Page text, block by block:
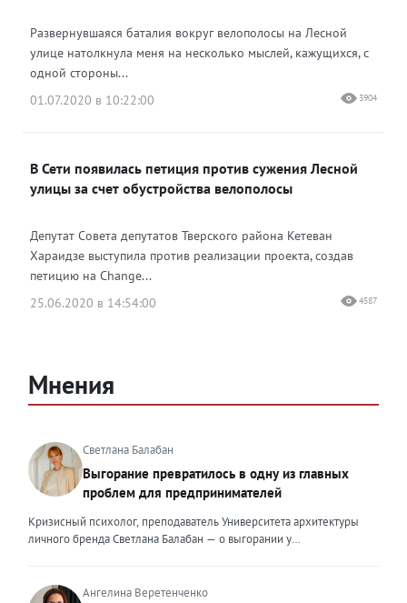
Развернувшаяся баталия вокруг велополосы на Лесной
улице натолкнула меня на несколько мыслей, кажущихся, с
одной стороны...
01.07.2020 в 10:22:00
3904
В Сети появилась петиция против сужения Лесной
улицы за счет обустройства велополосы
Депутат Совета депутатов Тверского района Кетеван
Хараидзе выступила против реализации проекта, создав
петицию на Change...
25.06.2020 в 14:54:00
4587
Мнения
Светлана Балабан
Выгорание превратилось в одну из главных
проблем для предпринимателей
Кризисный психолог, преподаватель Университета архитектуры
личного бренда Светлана Балабан — о выгорании у
проблемой, однако выгорание у предпринимателей заметно
Ангелина Веретенченко